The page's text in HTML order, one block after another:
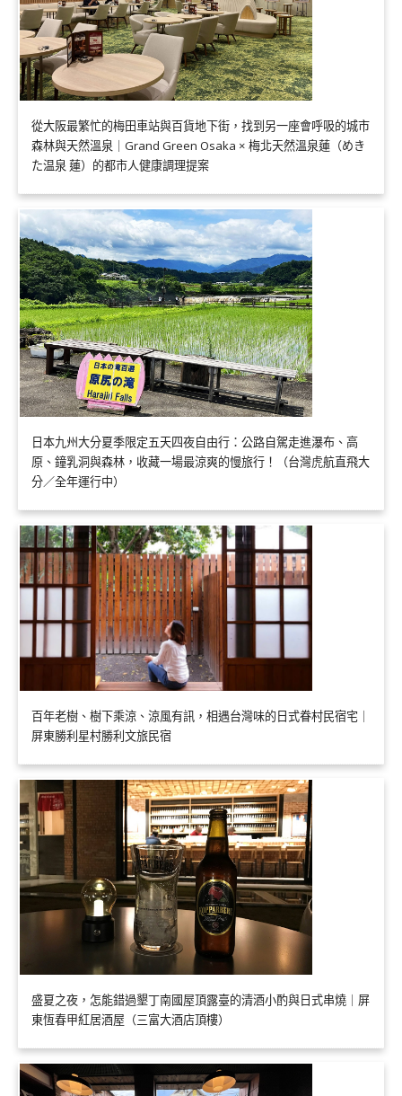
從大阪最繁忙的梅田車站與百貨地下街，找到另一座會呼吸的城市
森林與天然溫泉｜Grand Green Osaka × 梅北天然溫泉蓮（めき
た温泉 蓮）的都市人健康調理提案
日本九州大分夏季限定五天四夜自由行：公路自駕走進瀑布、高
原、鐘乳洞與森林，收藏一場最涼爽的慢旅行！（台灣虎航直飛大
分／全年運行中）
百年老樹、樹下乘涼、涼風有訊，相遇台灣味的日式眷村民宿宅｜
屏東勝利星村勝利文旅民宿
盛夏之夜，怎能錯過墾丁南國屋頂露臺的清酒小酌與日式串燒｜屏
東恆春甲紅居酒屋（三富大酒店頂樓）